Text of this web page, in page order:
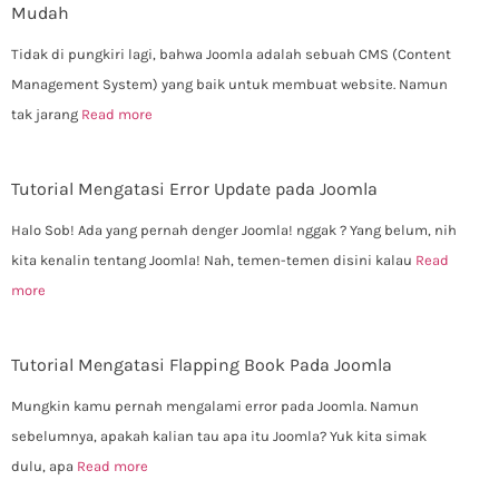
Mudah
Tidak di pungkiri lagi, bahwa Joomla adalah sebuah CMS (Content
Management System) yang baik untuk membuat website. Namun
tak jarang Read more
Tutorial Mengatasi Error Update pada Joomla
Halo Sob! Ada yang pernah denger Joomla! nggak ? Yang belum, nih
kita kenalin tentang Joomla! Nah, temen-temen disini kalau Read
more
Tutorial Mengatasi Flapping Book Pada Joomla
Mungkin kamu pernah mengalami error pada Joomla. Namun
sebelumnya, apakah kalian tau apa itu Joomla? Yuk kita simak
dulu, apa Read more